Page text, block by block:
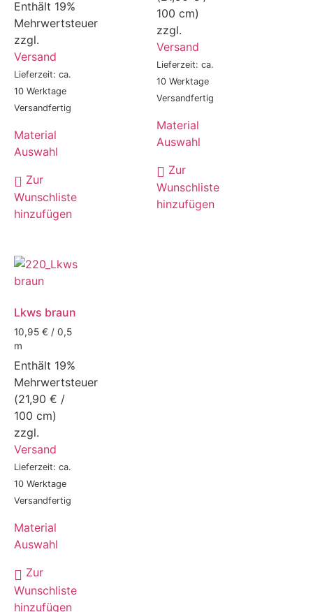
Enthält 19%
Mehrwertsteuer
zzgl.
Versand
Lieferzeit: ca.
10 Werktage
Versandfertig
Material
Auswahl
Zur
Wunschliste
hinzufügen
100 cm)
zzgl.
Versand
Lieferzeit: ca.
10 Werktage
Versandfertig
Material
Auswahl
Zur
Wunschliste
hinzufügen
Lkws braun
10,95 € / 0,5
m
Enthält 19%
Mehrwertsteuer
(21,90 € /
100 cm)
zzgl.
Versand
Lieferzeit: ca.
10 Werktage
Versandfertig
Material
Auswahl
Zur
Wunschliste
hinzufügen